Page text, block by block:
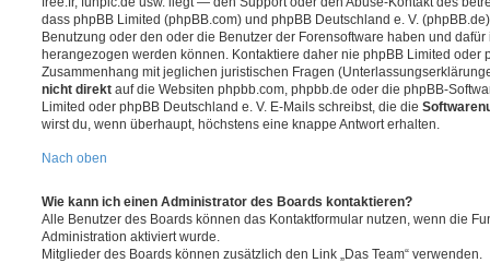
dass phpBB Limited (phpBB.com) und phpBB Deutschland e. V.
Benutzung oder den oder die Benutzer der Forensoftware haben und
herangezogen werden können. Kontaktiere daher nie phpBB Limited oder
Zusammenhang mit jeglichen juristischen Fragen
nicht direkt auf die Websiten phpbb.com, phpbb.de oder die phpBB-
Limited oder phpBB Deutschland e. V. E-Mails schreibst, die die
wirst du, wenn überhaupt, höchstens eine knappe Antwort erhalten.
Nach oben
Wie kann ich einen Administrator des Boards kontaktieren?
Alle Benutzer des Boards können das Kontaktformular nutzen, wenn die
Administration aktiviert wurde.
Mitglieder des Boards können zusätzlich den Link „Das Team“ verwenden.